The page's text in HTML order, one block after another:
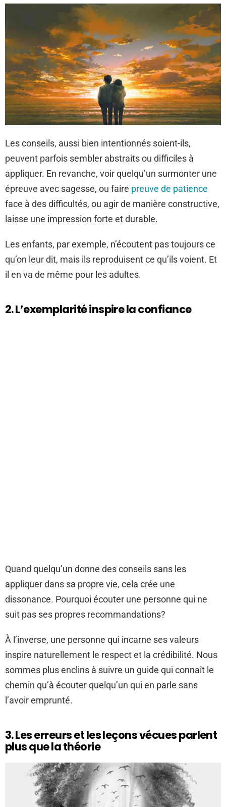
Les conseils, aussi bien intentionnés soient-ils,
peuvent parfois sembler abstraits ou difficiles à
appliquer. En revanche, voir quelqu’un surmonter une
épreuve avec sagesse, ou faire preuve de patience
face à des difficultés, ou agir de manière constructive,
laisse une impression forte et durable.
Les enfants, par exemple, n’écoutent pas toujours ce
qu’on leur dit, mais ils reproduisent ce qu’ils voient. Et
il en va de même pour les adultes.
2. L’exemplarité inspire la confiance
Quand quelqu’un donne des conseils sans les
appliquer dans sa propre vie, cela crée une
dissonance. Pourquoi écouter une personne qui ne
suit pas ses propres recommandations?
À l’inverse, une personne qui incarne ses valeurs
inspire naturellement le respect et la crédibilité. Nous
sommes plus enclins à suivre un guide qui connaît le
chemin qu’à écouter quelqu’un qui en parle sans
l’avoir emprunté.
3. Les erreurs et les leçons vécues parlent
plus que la théorie